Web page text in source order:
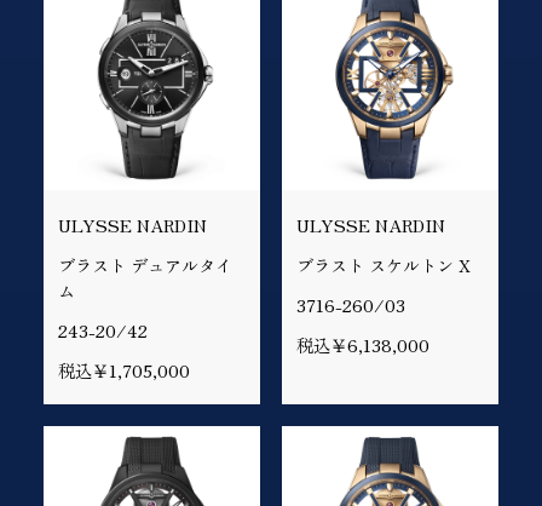
ULYSSE NARDIN
ブラスト デュアルタイ
ム
243-20/42
税込￥1,705,000
ULYSSE NARDIN
ブラスト スケルトン X
3716-260/03
税込￥6,138,000